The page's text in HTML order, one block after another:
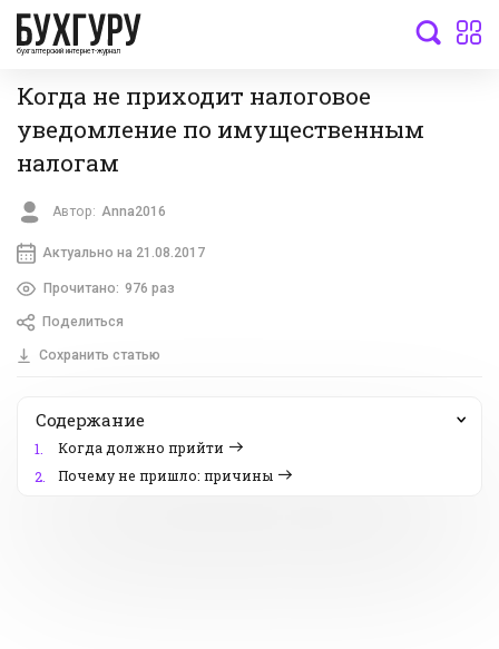
бухгалтерский интернет-журнал
Когда не приходит налоговое
уведомление по имущественным
налогам
Автор: Anna2016
Актуально на 21.08.2017
Прочитано: 976 раз
Поделиться
Сохранить статью
Содержание
1.
Когда должно прийти
2.
Почему не пришло: причины